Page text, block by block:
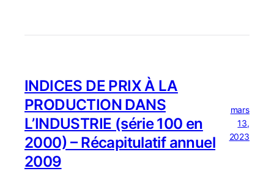
INDICES DE PRIX À LA
PRODUCTION DANS
L’INDUSTRIE (série 100 en
2000) – Récapitulatif annuel
2009
mars
13,
2023